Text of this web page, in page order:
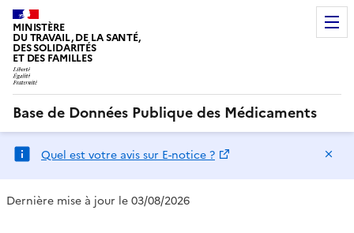
MINISTÈRE
DU TRAVAIL, DE LA SANTÉ,
DES SOLIDARITÉS
ET DES FAMILLES
Base de Données Publique des Médicaments
Quel est votre avis sur E-notice ?
Dernière mise à jour le 03/08/2026